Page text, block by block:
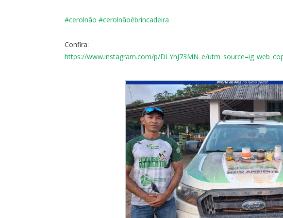
#cerolnão #cerolnãoébrincadeira
Confira:
https://www.instagram.com/p/DLYnJ73MN_e/